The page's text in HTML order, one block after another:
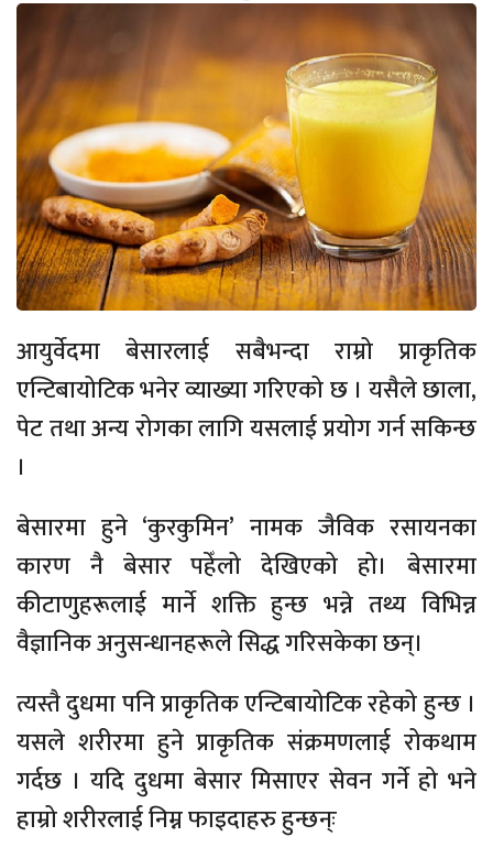
आयुर्वेदमा बेसारलाई सबैभन्दा राम्रो प्राकृतिक
एन्टिबायोटिक भनेर व्याख्या गरिएको छ । यसैले छाला,
पेट तथा अन्य रोगका लागि यसलाई प्रयोग गर्न सकिन्छ
।
बेसारमा हुने ‘कुरकुमिन’ नामक जैविक रसायनका
कारण नै बेसार पहेँलो देखिएको हो। बेसारमा
कीटाणुहरूलाई मार्ने शक्ति हुन्छ भन्ने तथ्य विभिन्न
वैज्ञानिक अनुसन्धानहरूले सिद्ध गरिसकेका छन्।
त्यस्तै दुधमा पनि प्राकृतिक एन्टिबायोटिक रहेको हुन्छ ।
यसले शरीरमा हुने प्राकृतिक संक्रमणलाई रोकथाम
गर्दछ । यदि दुधमा बेसार मिसाएर सेवन गर्ने हो भने
हाम्रो शरीरलाई निम्न फाइदाहरु हुन्छन्ः